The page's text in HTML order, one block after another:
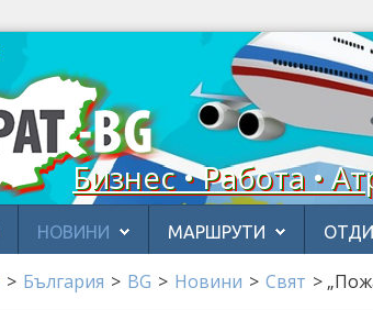
Бизнес • Работа •
НОВИНИ МАРШРУТИ
> България > BG > Новини > Свят >